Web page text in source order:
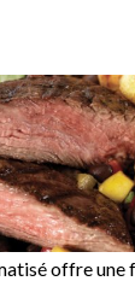
offre une